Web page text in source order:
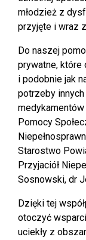
młodzież z
przyjęte i wraz
Do naszej
prywatne, które
i podobnie jak
potrzeby
medykamentów
Pomocy
Starostwo
Przyjaciół
Sosnowski, dr
Dzięki tej
otoczyć
uciekły z